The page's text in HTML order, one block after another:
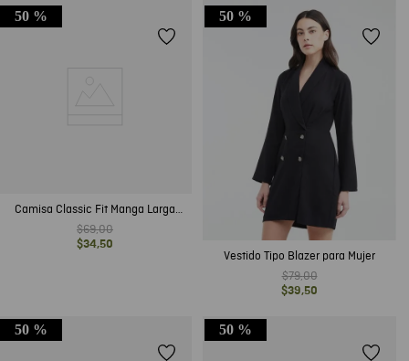
50 %
Camisa Classic Fit Manga Larga
Diseño Overshirt en Algodón para
Hombre
$69,00
$34,50
50 %
Vestido Tipo Blazer para Mujer
$79,00
$39,50
50 % 50 %